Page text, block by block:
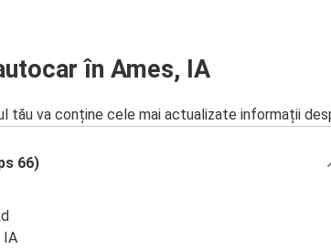
în Ames, IA
tău va conține cele mai actualizate informații
66)
IA